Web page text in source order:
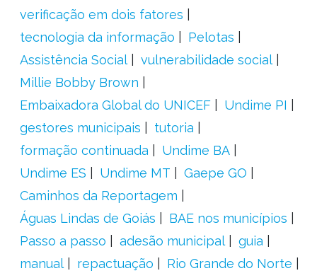
verificação em dois fatores
tecnologia da informação
Pelotas
Assistência Social
vulnerabilidade social
Millie Bobby Brown
Embaixadora Global do UNICEF
Undime PI
gestores municipais
tutoria
formação continuada
Undime BA
Undime ES
Undime MT
Gaepe GO
Caminhos da Reportagem
Águas Lindas de Goiás
BAE nos municípios
Passo a passo
adesão municipal
guia
manual
repactuação
Rio Grande do Norte